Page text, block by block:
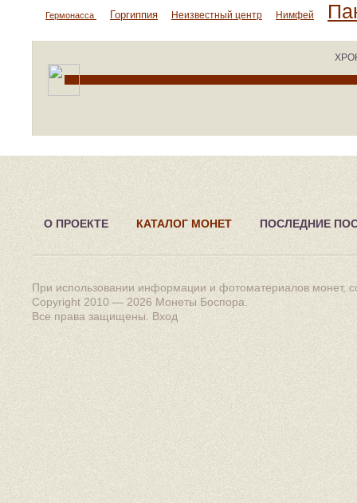
Гермонасса Горгиппия Неизвестный центр Нимфей
О ПРОЕКТЕ КАТАЛОГ МОНЕТ ПОСЛЕДНИЕ
При использовании информации и фотоматериалов монет,
Copyright 2010 — 2026 Монеты Боспора
Все права защищены. Вход